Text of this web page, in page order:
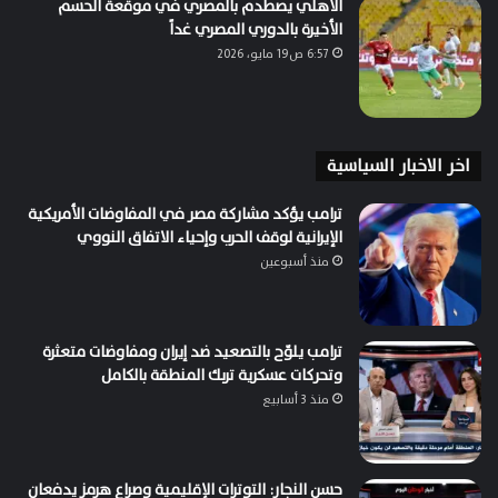
الأهلي يصطدم بالمصري في موقعة الحسم
الأخيرة بالدوري المصري غداً
6:57 ص19 مايو، 2026
اخر الاخبار السياسية
ترامب يؤكد مشاركة مصر في المفاوضات الأمريكية
الإيرانية لوقف الحرب وإحياء الاتفاق النووي
منذ أسبوعين
ترامب يلوّح بالتصعيد ضد إيران ومفاوضات متعثرة
وتحركات عسكرية تربك المنطقة بالكامل
منذ 3 أسابيع
حسن النجار: التوترات الإقليمية وصراع هرمز يدفعان